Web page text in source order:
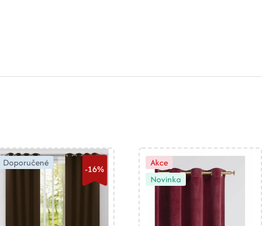
Doporučené
-16%
Akce
Novinka